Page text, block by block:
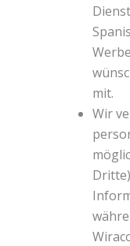
mit.
Wir